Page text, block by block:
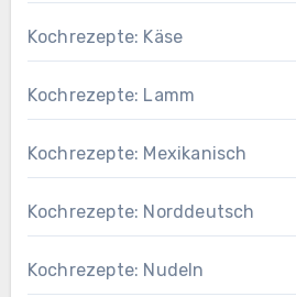
Kochrezepte: Käse
Kochrezepte: Lamm
Kochrezepte: Mexikanisch
Kochrezepte: Norddeutsch
Kochrezepte: Nudeln